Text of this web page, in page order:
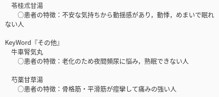
苓桂朮甘湯
○患者の特徴：不安な気持ちから動揺感があり，動悸，めまいで眠れ
ない人
KeyWord『その他』
牛車腎気丸
○患者の特徴：老化のため夜間頻尿に悩み，熟眠できない人
芍薬甘草湯
○患者の特徴：骨格筋・平滑筋が痙攣して痛みの強い人